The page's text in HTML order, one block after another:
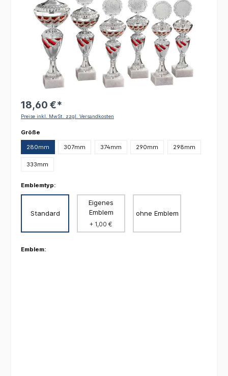
18,60 €*
Preise inkl. MwSt. zzgl. Versandkosten
Größe
280mm 307mm 374mm 290mm 298mm
333mm
Emblemtyp:
Standard
Eigenes
Emblem
+ 1,00 €
ohne Emblem
Emblem: